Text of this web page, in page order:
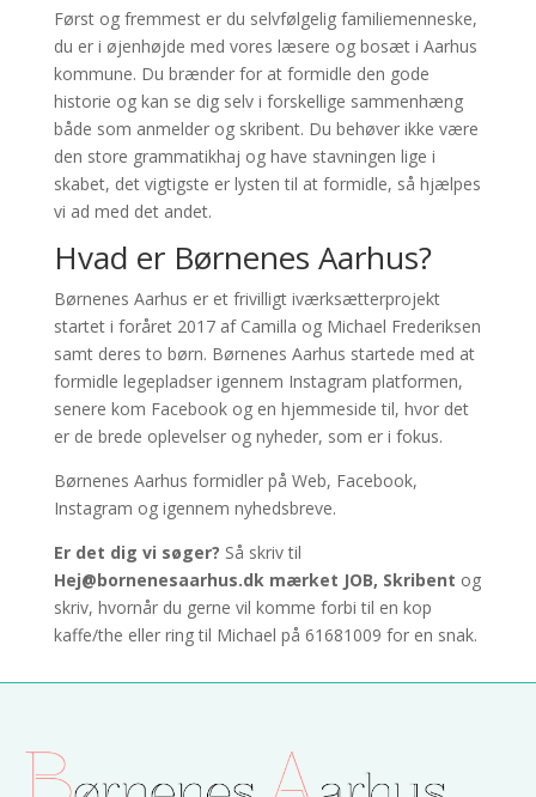
Først og fremmest er du selvfølgelig familiemenneske,
du er i øjenhøjde med vores læsere og bosæt i Aarhus
kommune. Du brænder for at formidle den gode
historie og kan se dig selv i forskellige sammenhæng
både som anmelder og skribent. Du behøver ikke være
den store grammatikhaj og have stavningen lige i
skabet, det vigtigste er lysten til at formidle, så hjælpes
vi ad med det andet.
Hvad er Børnenes Aarhus?
Børnenes Aarhus er et frivilligt iværksætterprojekt
startet i foråret 2017 af Camilla og Michael Frederiksen
samt deres to børn. Børnenes Aarhus startede med at
formidle legepladser igennem Instagram platformen,
senere kom Facebook og en hjemmeside til, hvor det
er de brede oplevelser og nyheder, som er i fokus.
Børnenes Aarhus formidler på Web, Facebook,
Instagram og igennem nyhedsbreve.
Er det dig vi søger? Så skriv til
Hej@bornenesaarhus.dk mærket JOB, Skribent og
skriv, hvornår du gerne vil komme forbi til en kop
kaffe/the eller ring til Michael på 61681009 for en snak.